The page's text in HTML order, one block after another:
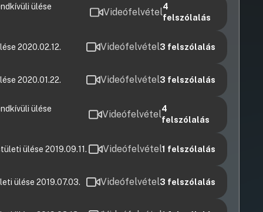
ülése
Videófelvétel4
felszólalás
2020.02.12. Videófelvétel3 felszólalás
2020.01.22. Videófelvétel3 felszólalás
ülése
Videófelvétel4
felszólalás
ülése 2019.09.11. Videófelvétel1 felszólalás
ülése 2019.07.03. Videófelvétel3 felszólalás